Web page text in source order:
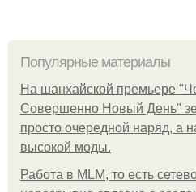
Популярные материалы
На шанхайской премьере
Совершенно Новый День"
просто очередной наряд, а
высокой моды.
Работа в MLM, то есть